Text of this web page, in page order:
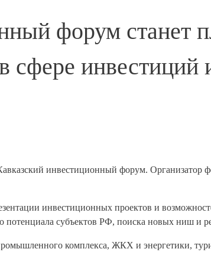
форум станет
сфере инвестиций
инвестиционный форум. Организатор
инвестиционных проектов и
потенциала субъектов РФ, поиска новых ниш и
комплекса, ЖКХ и энергетики,